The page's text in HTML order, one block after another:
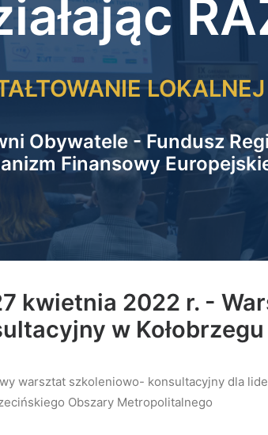
Obywatele - Fundusz
Finansowy
kwietnia 2022 r. -
w Kołobrzegu
warsztat szkoleniowo- konsultacyjny dla
Obszary Metropolitalnego